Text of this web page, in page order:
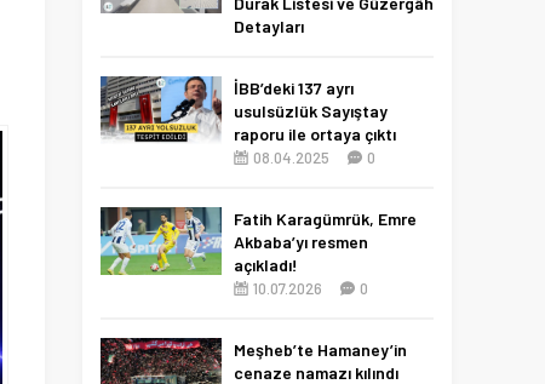
Detayları
İBB’deki 137 ayrı
usulsüzlük Sayıştay
raporu ile ortaya çıktı
08.04.2025 0
Fatih Karagümrük, Emre
Akbaba’yı resmen
açıkladı!
10.07.2026 0
Meşheb’te Hamaney’in
cenaze namazı kılındı